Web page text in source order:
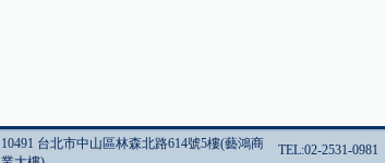
10491 台北市中山區林森北路614號5樓(藝鴻商
TEL:02-2531-